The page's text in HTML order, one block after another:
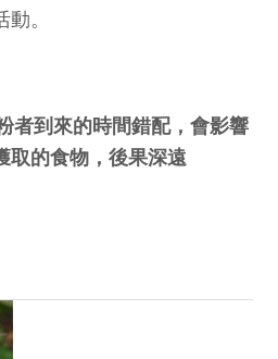
。
者到來的時間錯配，會影響
取的食物，後果深遠